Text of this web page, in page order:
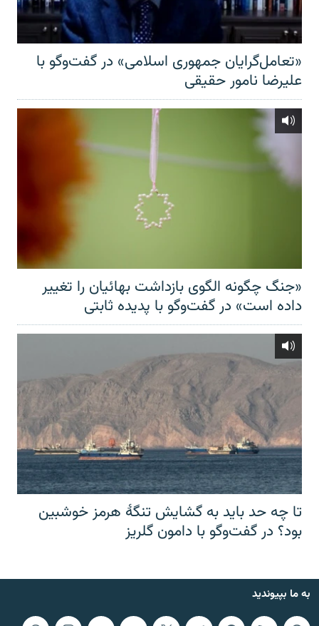
«تعامل‌گرایان جمهوری اسلامی» در گفت‌وگو با
علیرضا نامور حقیقی
«جنگ چگونه الگوی بازداشت بهائیان را تغییر
داده است» در گفت‌وگو با پدیده ثابتی
تا چه حد باید به گشایش تنگهٔ هرمز خوشبین
بود؟ در گفت‌وگو با دامون گلریز
به ما بپیوندید